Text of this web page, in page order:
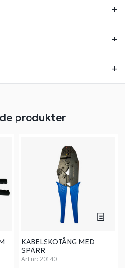
produkter
KABELSKOTÅNG MED
SPÄRR
Art nr: 20140